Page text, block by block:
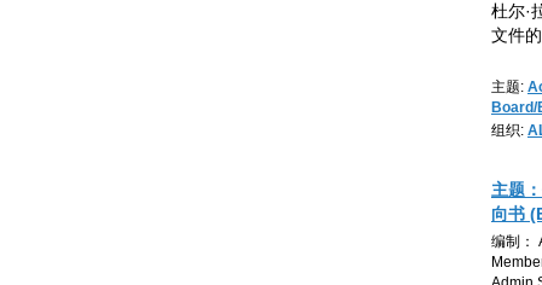
杜尔·
文件
主题:
组织:
主题
向书
编制：